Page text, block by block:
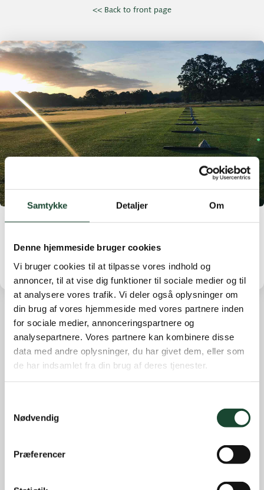
Samtykke Detaljer Om
Denne hjemmeside bruger cookies
Vi bruger cookies til at tilpasse vores indhold og
annoncer, til at vise dig funktioner til sociale medier og til
at analysere vores trafik. Vi deler også oplysninger om
din brug af vores hjemmeside med vores partnere inden
for sociale medier, annonceringspartnere og
analysepartnere. Vores partnere kan kombinere disse
data med andre oplysninger, du har givet dem, eller som
de har indsamlet fra din brug af deres tjenester.
Nødvendig
Præferencer
<< Back to front page
Hermitage No. 93
Other news
Course work
House and restaurant
Introgolf